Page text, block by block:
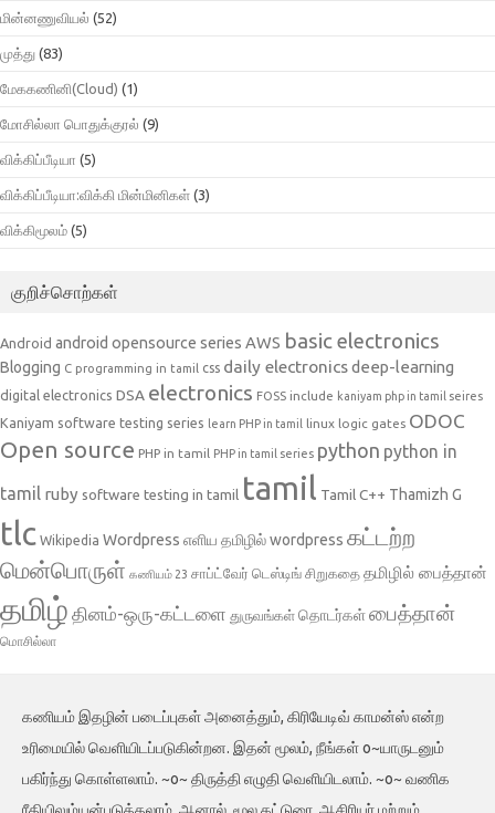
மின்னணுவியல் (52)
முத்து (83)
மேககணினி(Cloud) (1)
மோசில்லா பொதுக்குரல் (9)
விக்கிப்பீடியா (5)
விக்கிப்பீடியா:விக்கி மின்மினிகள் (3)
விக்கிமூலம் (5)
குறிச்சொற்கள்
Android android opensource series AWS basic electronics
Blogging C programming in tamil css daily electronicsdeep-learning
digital electronics DSA electronics FOSS include kaniyam php in tamil seires
Kaniyam software testing series learn PHP in tamil linux logic gates ODOC
Open source PHP in tamil PHP in tamil series python python in
tamil ruby software testing in tamil tamil Tamil C++ Thamizh G
tlc Wikipedia Wordpress எளிய தமிழில் wordpress கட்டற்ற
மென்பொருள் கணியம் 23 சாப்ட்வேர் டெஸ்டிங் சிறுகதை தமிழில் பைத்தான்
தமிழ் தினம்-ஒரு-கட்டளை துருவங்கள் தொடர்கள்பைத்தான்
மொசில்லா
கணியம் இதழின் படைப்புகள் அனைத்தும், கிரியேடிவ் காமன்ஸ் என்ற
உரிமையில் வெளியிடப்படுகின்றன. இதன் மூலம், நீங்கள் o~யாருடனும்
பகிர்ந்து கொள்ளலாம். ~o~ திருத்தி எழுதி வெளியிடலாம். ~o~ வணிக